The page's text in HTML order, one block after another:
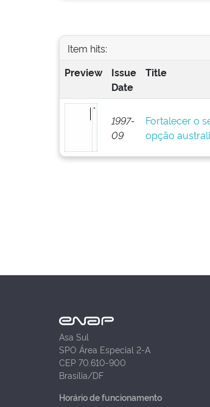
Item hits:
Preview
Issue
Date
Title
1997-
09
Fortalecer o
opção
Asa Sul
SPO Área Especial 2-A
CEP 70.610-900
Brasília/DF
Horário de funcionamento